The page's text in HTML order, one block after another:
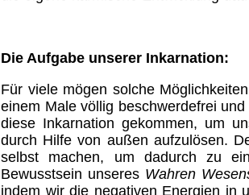
Die Aufgabe unserer Inkarnation:
Für viele mögen solche
einem Male völlig beschwerdefrei
diese Inkarnation gekommen, um
durch Hilfe von außen aufzulösen.
selbst machen, um dadurch zu
Bewusstsein unseres Wahren
indem wir die negativen Energien in